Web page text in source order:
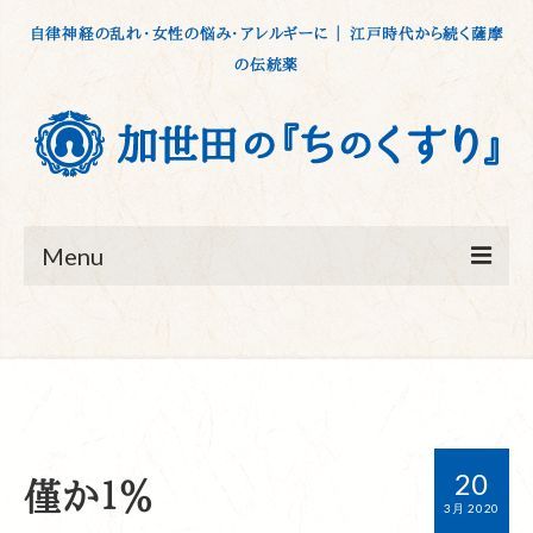
自律神経の乱れ・女性の悩み・アレルギーに ｜ 江戸時代から続く薩摩
の伝統薬
Menu
ホーム
加世田の『ちのくすり』
20
3月 2020
僅か１％